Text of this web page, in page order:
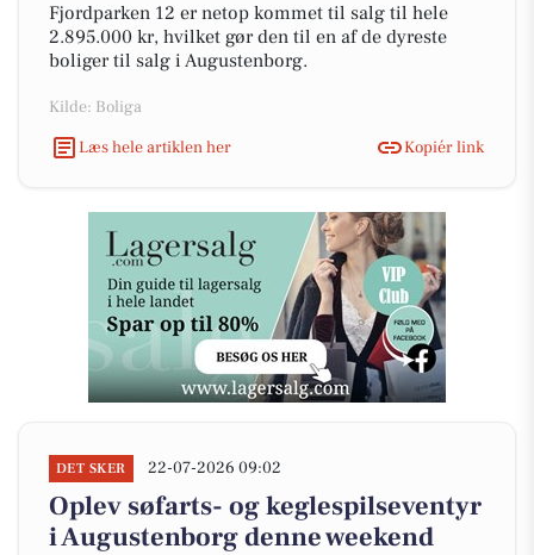
Fjordparken 12 er netop kommet til salg til hele
2.895.000 kr, hvilket gør den til en af de dyreste
boliger til salg i Augustenborg.
Kilde: Boliga
Læs hele artiklen her
Kopiér link
DET SKER 22-07-2026 09:02
Oplev søfarts- og keglespilseventyr
i Augustenborg denne weekend